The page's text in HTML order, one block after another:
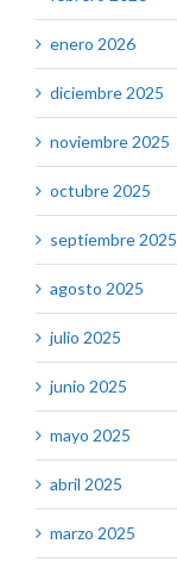
enero 2026
diciembre 2025
noviembre 2025
octubre 2025
septiembre 2025
agosto 2025
julio 2025
junio 2025
mayo 2025
abril 2025
marzo 2025